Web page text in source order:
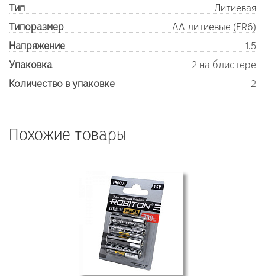
Тип
Литиевая
Типоразмер
AA литиевые (FR6)
Напряжение
1.5
Упаковка
2 на блистере
Количество в упаковке
2
Похожие товары